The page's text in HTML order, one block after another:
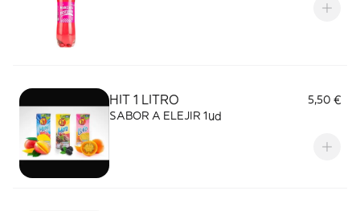
HIT 1 LITRO
5,50 €
SABOR A ELEJIR 1ud